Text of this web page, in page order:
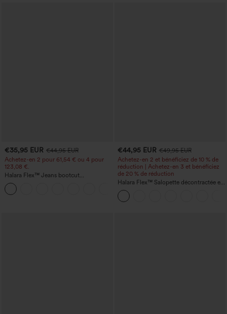
€35,95 EUR €44,95 EUR
Achetez-en 2 pour 61,54 € ou 4 pour
123,08 €.
Halara Flex™ Jeans bootcut
décontractés taille haute, effet délavé,
avec poches
€44,95 EUR €49,95 EUR
Achetez-en 2 et bénéficiez de 10 % de
réduction | Achetez-en 3 et bénéficiez
de 20 % de réduction
Halara Flex™ Salopette décontractée en
denim lavé à encolure en V avec poche